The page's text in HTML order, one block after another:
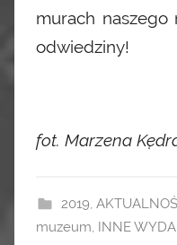
murach naszego
odwiedziny!
fot. Marzena
2019,
muzeum, INNE